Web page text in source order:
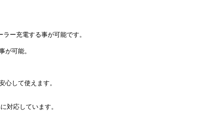
ー充電する事が可能です。
が可能。
心して使えます。
対応しています。